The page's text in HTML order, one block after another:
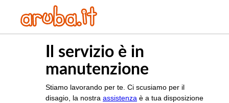
Il servizio è in
manutenzione
Stiamo lavorando per te. Ci scusiamo per il
disagio, la nostra assistenza è a tua disposizione